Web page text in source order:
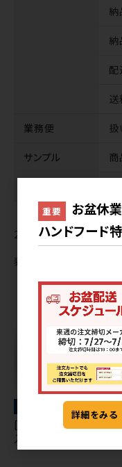
納
納
配
送
業務便 扱
サンプル 商
2
件中 1〜2件目
表示切替
[46] 塩豆大福（つぶあん
入
重要
お盆休
ハンドフード
詳細をみる